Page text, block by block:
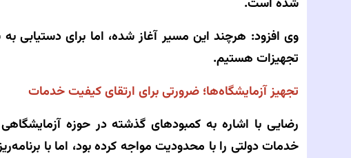
شده است.
وی افزود: هرچند این مسیر آغاز شده، اما برای دستیابی
تجهیزات هستیم.
تجهیز آزمایشگاه‌ها؛ ضرورتی برای ارتقای کیفیت خدمات
رضایی با اشاره به کمبودهای گذشته در حوزه
خدمات دولتی را با محدودیت مواجه کرده بود، اما با